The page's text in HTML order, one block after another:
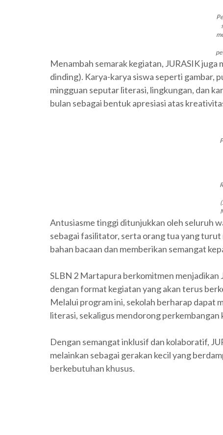
Menambah semarak kegiatan, JURASIK
dinding). Karya-karya siswa seperti gambar,
mingguan seputar literasi, lingkungan, dan
bulan sebagai bentuk apresiasi atas
Antusiasme tinggi ditunjukkan oleh seluruh
sebagai fasilitator, serta orang tua yang
bahan bacaan dan memberikan semangat
SLBN 2 Martapura berkomitmen menjadikan
dengan format kegiatan yang akan terus
Melalui program ini, sekolah berharap dapat
literasi, sekaligus mendorong
Dengan semangat inklusif dan kolaboratif,
melainkan sebagai gerakan kecil yang
berkebutuhan khusus.